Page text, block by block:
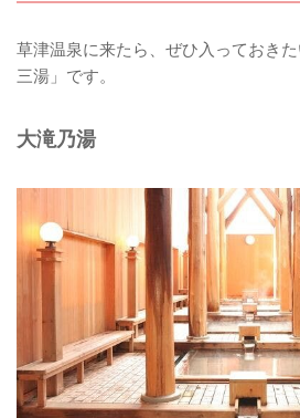
草津温泉に来たら、ぜひ入っておき
三湯」です。
大滝乃湯